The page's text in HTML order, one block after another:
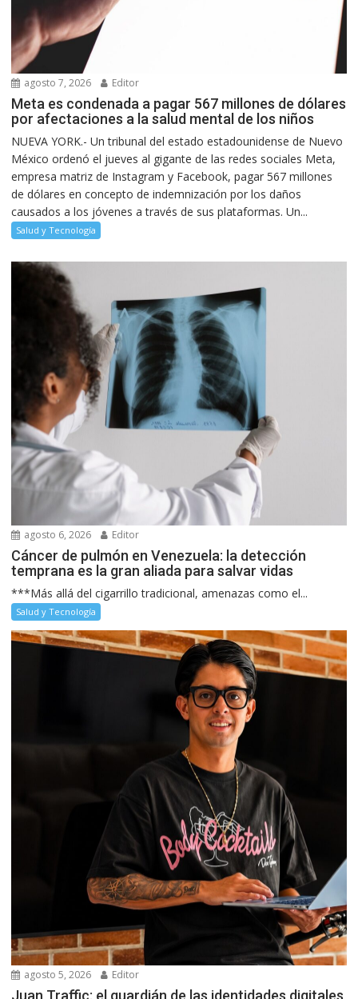
agosto 7, 2026 Editor
Meta es condenada a pagar 567 millones de dólares
por afectaciones a la salud mental de los niños
NUEVA YORK.- Un tribunal del estado estadounidense de Nuevo
México ordenó el jueves al gigante de las redes sociales Meta,
empresa matriz de Instagram y Facebook, pagar 567 millones
de dólares en concepto de indemnización por los daños
causados a los jóvenes a través de sus plataformas. Un...
Salud y Tecnología
agosto 6, 2026 Editor
Cáncer de pulmón en Venezuela: la detección
temprana es la gran aliada para salvar vidas
***Más allá del cigarrillo tradicional, amenazas como el...
Salud y Tecnología
agosto 5, 2026 Editor
Juan Traffic: el guardián de las identidades digitales